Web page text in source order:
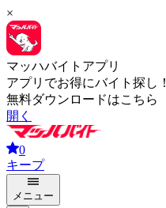
×
マッハバイトアプリ
アプリでお得にバイト探し！
無料ダウンロードはこちら
開く
0
キープ
メニュー